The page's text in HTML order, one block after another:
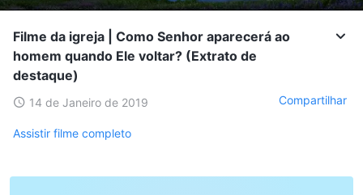
Filme da igreja | Como Senhor aparecerá ao
homem quando Ele voltar? (Extrato de
destaque)
14 de Janeiro de 2019 Compartilhar
Assistir filme completo